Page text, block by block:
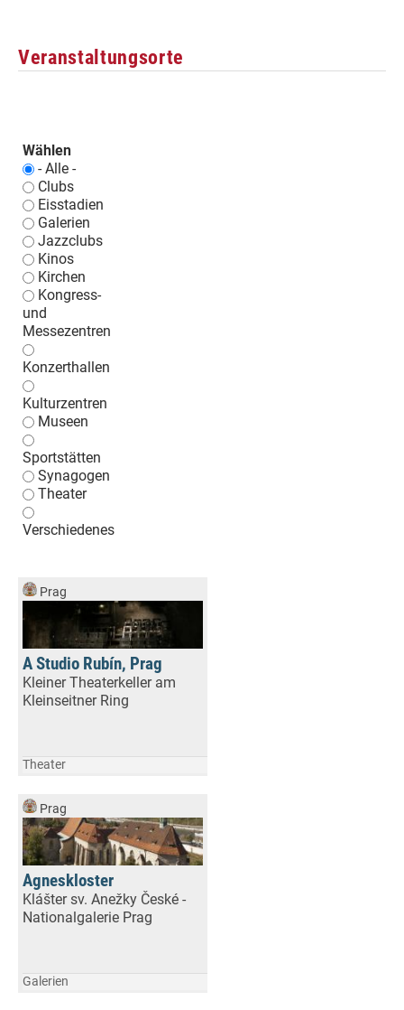
Veranstaltungsorte
Wählen
- Alle -
Clubs
Eisstadien
Galerien
Jazzclubs
Kinos
Kirchen
Kongress-
und
Messezentren
Konzerthallen
Kulturzentren
Museen
Sportstätten
Synagogen
Theater
Verschiedenes
Prag
A Studio Rubín, Prag
Kleiner Theaterkeller am
Kleinseitner Ring
Theater
Prag
Agneskloster
Klášter sv. Anežky České -
Nationalgalerie Prag
Galerien